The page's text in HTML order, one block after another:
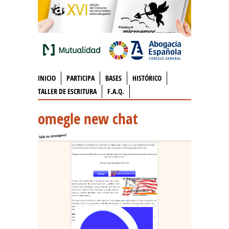
INICIO PARTICIPA BASES
HISTÓRICO
TALLER DE ESCRITURA
F.A.Q.
omegle new chat